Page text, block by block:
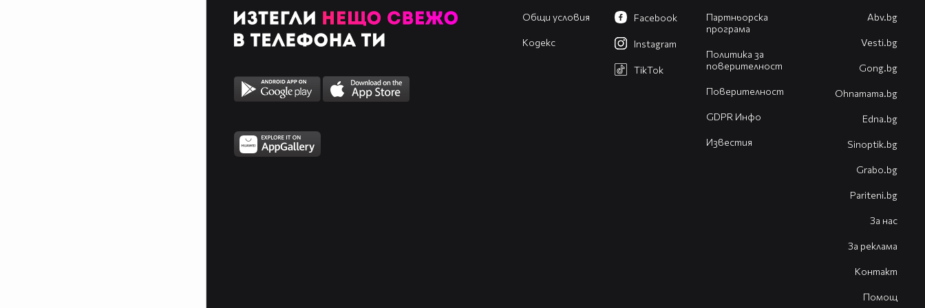
Общи условия
Кодекс
Партньорска
програма
Политика за
поверителност
Поверителност
GDPR Инфо
Известия
Facebook
Instagram
TikTok
Abv.bg
Vesti.bg
Gong.bg
Оhnamama.bg
Edna.bg
Sinoptik.bg
Grabo.bg
Pariteni.bg
За нас
За реклама
Контакт
Помощ